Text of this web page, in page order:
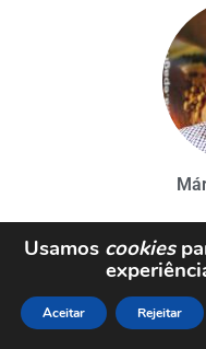
Cientista de
Usamos cookies
Aceitar Rejeitar